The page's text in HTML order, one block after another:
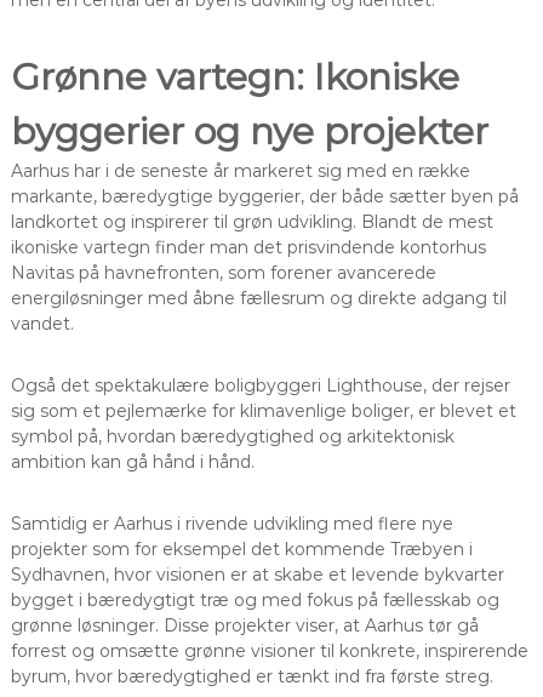
Grønne vartegn: Ikoniske
byggerier og nye projekter
Aarhus har i de seneste år markeret sig med en række
markante, bæredygtige byggerier, der både sætter byen på
landkortet og inspirerer til grøn udvikling. Blandt de mest
ikoniske vartegn finder man det prisvindende kontorhus
Navitas på havnefronten, som forener avancerede
energiløsninger med åbne fællesrum og direkte adgang til
vandet.
Også det spektakulære boligbyggeri Lighthouse, der rejser
sig som et pejlemærke for klimavenlige boliger, er blevet et
symbol på, hvordan bæredygtighed og arkitektonisk
ambition kan gå hånd i hånd.
Samtidig er Aarhus i rivende udvikling med flere nye
projekter som for eksempel det kommende Træbyen i
Sydhavnen, hvor visionen er at skabe et levende bykvarter
bygget i bæredygtigt træ og med fokus på fællesskab og
grønne løsninger. Disse projekter viser, at Aarhus tør gå
forrest og omsætte grønne visioner til konkrete, inspirerende
byrum, hvor bæredygtighed er tænkt ind fra første streg.